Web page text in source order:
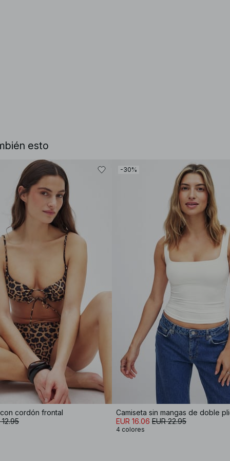
esto
cordón frontal
12.95
-30%
Camiseta sin mangas de doble
EUR 16.06 EUR 22.95
4 colores